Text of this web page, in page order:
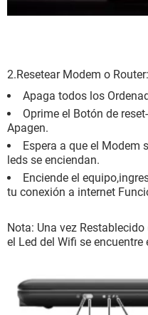
2.Resetear Modem o Router:
Apaga todos los
Oprime el Botón de
Apagen.
Espera a que el Modem
leds se enciendan.
Enciende el
tu conexión a internet
Nota: Una vez
el Led del Wifi se encuentre